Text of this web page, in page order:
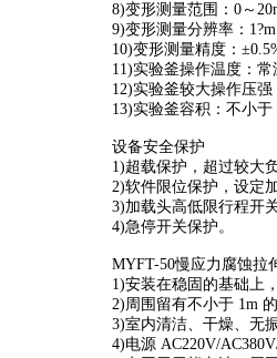
8)变形测量范围：0～
9)变形测量分辨率：1?m
10)变形测量精度：
11)实验釜操作温度：
12)实验釜较大操作压
13)实验釜容积：不小于
设备安全保护
1)超载保护，超过较大
2)软件限位保护，设定
3)加载头高低限行程开
4)急停开关保护。
MYFT-50慢应力腐蚀拉
1)安装在稳固的基础上
2)周围留有不小于 1m
3)室内清洁、干燥、无
4)电源 AC220V/